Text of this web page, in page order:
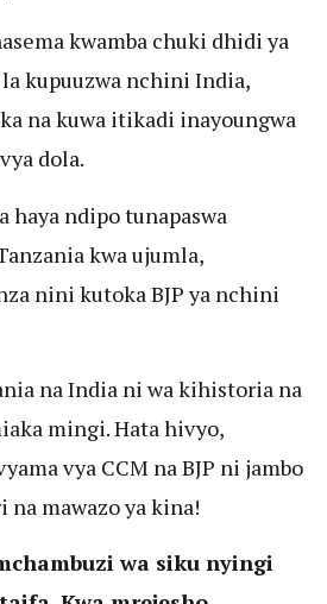
kwamba chuki dhidi ya
kupuuzwa nchini India,
na kuwa itikadi inayoungwa
dola.
ndipo tunapaswa
kwa ujumla,
nini kutoka BJP ya nchini
na India ni wa kihistoria na
mingi. Hata hivyo,
vya CCM na BJP ni jambo
mawazoya kina!
wa siku nyingi